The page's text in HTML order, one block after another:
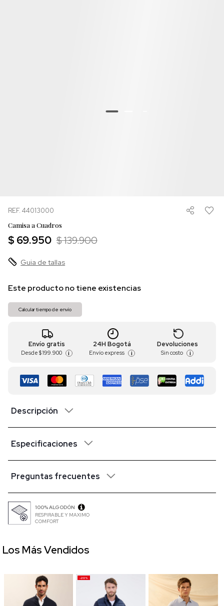
REF. 44013000
Camisa a Cuadros
$ 69.950 $ 139.900
Guia de tallas
Este producto no tiene existencias
Calcular tiempo de envío
Envío gratis
Desde $ 199.900 i
24H Bogotá
Envío express i
Devoluciones
Sin costo i
Descripción
Especificaciones
Preguntas frecuentes
100% ALGODÓN
RESPIRABLE Y MAXIMO
COMFORT
-20%
Los Más Vendidos